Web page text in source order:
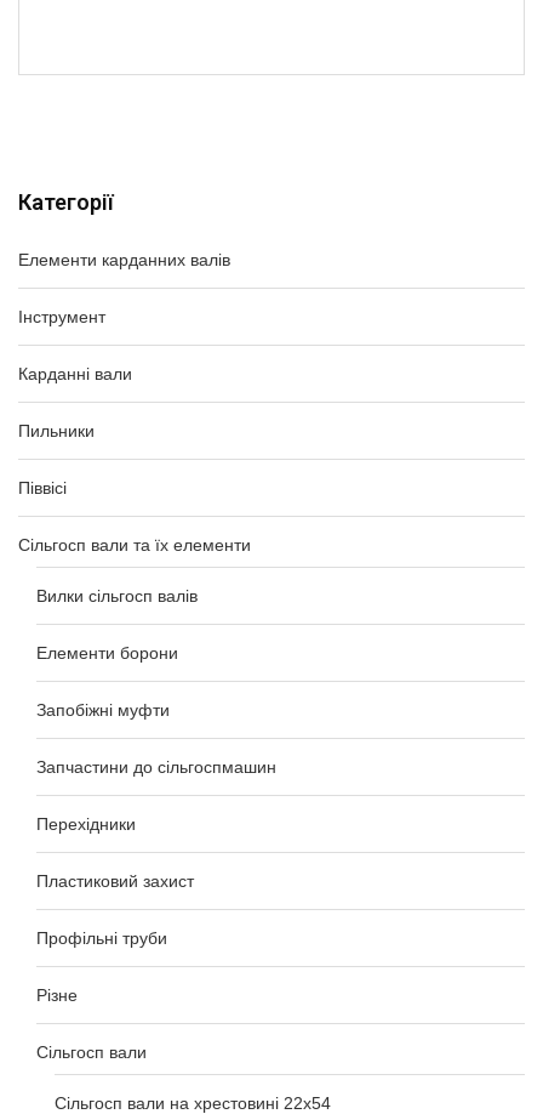
Категорії
Елементи карданних валів
Інструмент
Карданні вали
Пильники
Піввісі
Сільгосп вали та їх елементи
Вилки сільгосп валів
Елементи борони
Запобіжні муфти
Запчастини до сільгоспмашин
Перехідники
Пластиковий захист
Профільні труби
Різне
Сільгосп вали
Сільгосп вали на хрестовині 22х54